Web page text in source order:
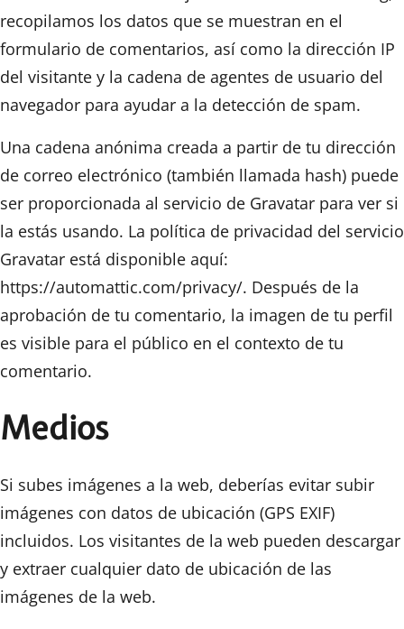
recopilamos los datos que se muestran en el
formulario de comentarios, así como la dirección IP
del visitante y la cadena de agentes de usuario del
navegador para ayudar a la detección de spam.
Una cadena anónima creada a partir de tu dirección
de correo electrónico (también llamada hash) puede
ser proporcionada al servicio de Gravatar para ver si
la estás usando. La política de privacidad del servicio
Gravatar está disponible aquí:
https://automattic.com/privacy/. Después de la
aprobación de tu comentario, la imagen de tu perfil
es visible para el público en el contexto de tu
comentario.
Medios
Si subes imágenes a la web, deberías evitar subir
imágenes con datos de ubicación (GPS EXIF)
incluidos. Los visitantes de la web pueden descargar
y extraer cualquier dato de ubicación de las
imágenes de la web.